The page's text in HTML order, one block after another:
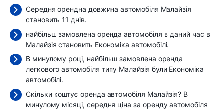
Середня орендна довжина автомобіля Малайзія
становить 11 днів.
найбільш замовлена оренда автомобіля в даний час в
Малайзія становить Економіка автомобілі.
В минулому році, найбільш замовлена оренда
легкового автомобіля типу Малайзія були Економіка
автомобілі.
Скільки коштує оренда автомобіля Малайзія? В
минулому місяці, середня ціна за оренду автомобіля